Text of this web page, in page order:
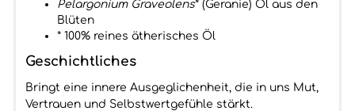
Pelargonium Graveolens* (Geranie) Öl aus den
Blüten
* 100% reines ätherisches Öl
Geschichtliches
Bringt eine innere Ausgeglichenheit, die in uns Mut,
Vertrauen und Selbstwertgefühle stärkt.